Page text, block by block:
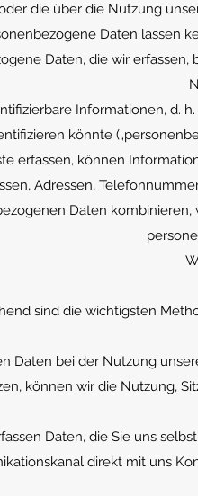
die über die Nutzung
Daten lassen
Daten, die wir
Informationen, d.
könnte
erfassen, können
Adressen,
Daten
sind die wichtigsten
Daten bei der Nutzung
können wir die Nutzung,
Daten, die Sie uns
direkt mit uns